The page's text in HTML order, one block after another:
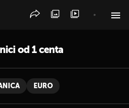
od 1 centa
EURO